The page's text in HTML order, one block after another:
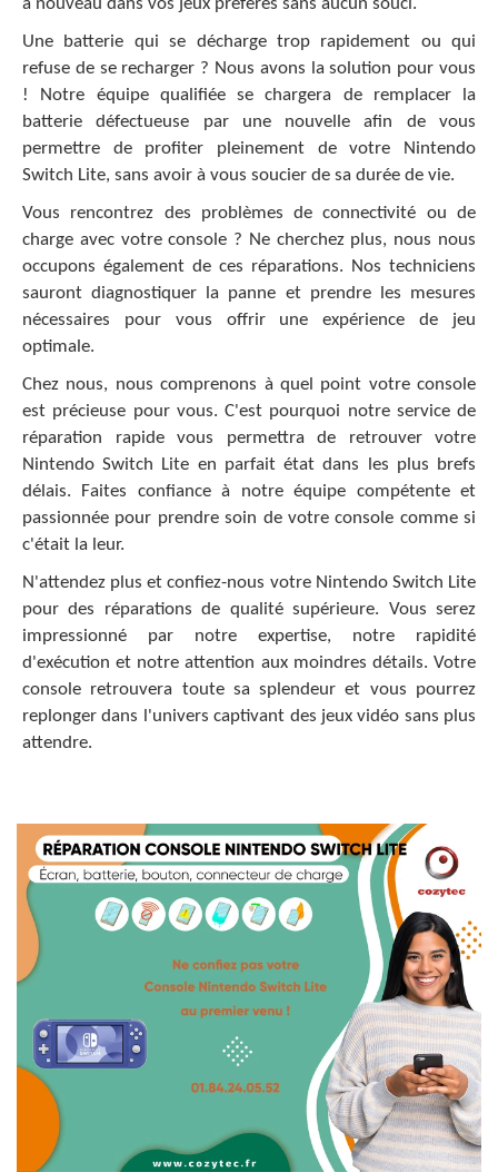
à nouveau dans vos jeux préférés sans aucun souci.
Une batterie qui se décharge trop rapidement ou qui
refuse de se recharger ? Nous avons la solution pour vous
! Notre équipe qualifiée se chargera de remplacer la
batterie défectueuse par une nouvelle afin de vous
permettre de profiter pleinement de votre Nintendo
Switch Lite, sans avoir à vous soucier de sa durée de vie.
Vous rencontrez des problèmes de connectivité ou de
charge avec votre console ? Ne cherchez plus, nous nous
occupons également de ces réparations. Nos techniciens
sauront diagnostiquer la panne et prendre les mesures
nécessaires pour vous offrir une expérience de jeu
optimale.
Chez nous, nous comprenons à quel point votre console
est précieuse pour vous. C'est pourquoi notre service de
réparation rapide vous permettra de retrouver votre
Nintendo Switch Lite en parfait état dans les plus brefs
délais. Faites confiance à notre équipe compétente et
passionnée pour prendre soin de votre console comme si
c'était la leur.
N'attendez plus et confiez-nous votre Nintendo Switch Lite
pour des réparations de qualité supérieure. Vous serez
impressionné par notre expertise, notre rapidité
d'exécution et notre attention aux moindres détails. Votre
console retrouvera toute sa splendeur et vous pourrez
replonger dans l'univers captivant des jeux vidéo sans plus
attendre.